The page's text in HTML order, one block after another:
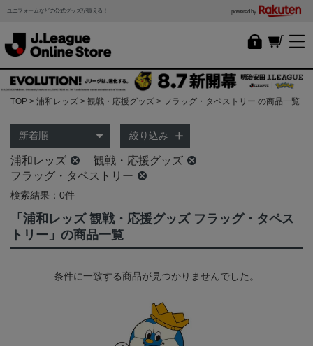
ユニフォームなどの公式グッズが買える！ powered by
TOP 浦和レッズ 観戦・応援グッズ フラッグ・タペストリー の商品一覧
絞り込み
浦和レッズ
観戦・応援グッズ
フラッグ・タペストリー
検索結果：0件
「浦和レッズ 観戦・応援グッズ フラッグ・タペス
トリー」の商品一覧
条件に一致する商品が見つかりませんでした。